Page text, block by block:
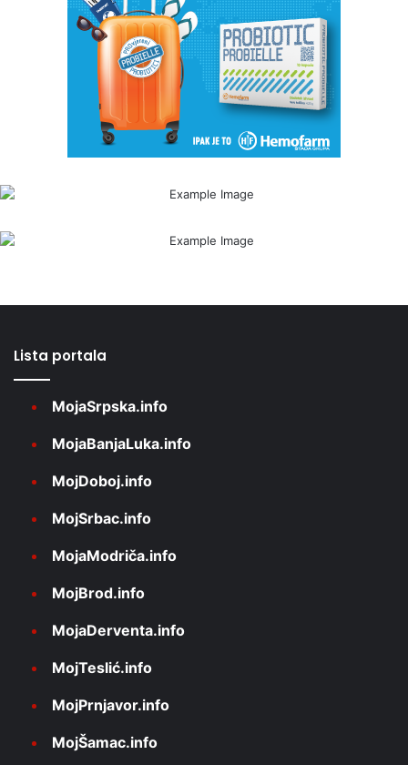
Lista portala
MojaSrpska.info
MojaBanjaLuka.info
MojDoboj.info
MojSrbac.info
MojaModriča.info
MojBrod.info
MojaDerventa.info
MojTeslić.info
MojPrnjavor.info
MojŠamac.info